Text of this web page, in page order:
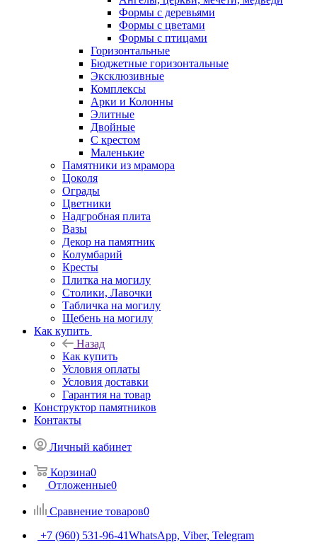
Формы с деревьями
Формы с цветами
Формы с птицами
Горизонтальные
Бюджетные горизонтальные
Эксклюзивные
Комплексы
Арки и Колонны
Элитные
Двойные
С крестом
Маленькие
Памятники из мрамора
Цоколя
Ограды
Цветники
Надгробная плита
Вазы
Декор на памятник
Колумбарий
Кресты
Плитка на могилу
Столики, Лавочки
Табличка на могилу
Щебень на могилу
Как купить
Назад
Как купить
Условия оплаты
Условия доставки
Гарантия на товар
Конструктор памятников
Контакты
Личный кабинет
Корзина0
Отложенные0
Сравнение товаров0
+7 (960) 531-96-41WhatsApp, Viber, Telegram